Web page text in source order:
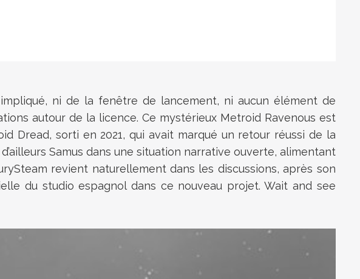
ni de la fenêtre de lancement, ni aucun élément de
autour de la licence. Ce mystérieux Metroid Ravenous est
Dread, sorti en 2021, qui avait marqué un retour réussi de la
Samus dans une situation narrative ouverte, alimentant
revient naturellement dans les discussions, après son
du studio espagnol dans ce nouveau projet. Wait and see